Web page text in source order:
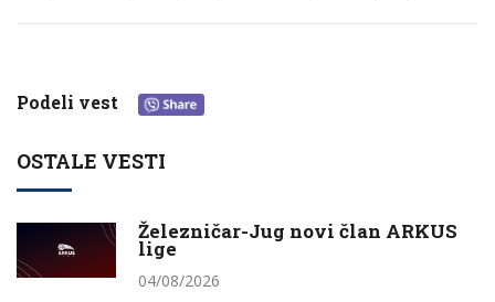
Podeli vest
OSTALE VESTI
Železničar-Jug novi član ARKUS
lige
04/08/2026